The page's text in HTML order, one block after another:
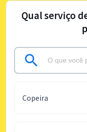
Qual serviço
Copeira